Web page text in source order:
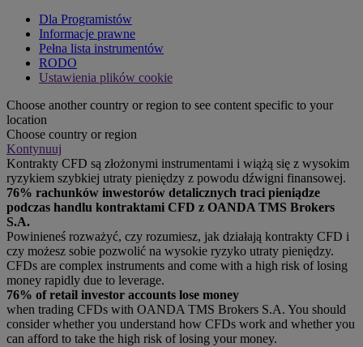
Dla Programistów
Informacje prawne
Pełna lista instrumentów
RODO
Ustawienia plików cookie
Choose another country or region to see content specific to your
location
Choose country or region
Kontynuuj
Kontrakty CFD są złożonymi instrumentami i wiążą się z wysokim
ryzykiem szybkiej utraty pieniędzy z powodu dźwigni finansowej.
76% rachunków inwestorów detalicznych traci pieniądze
podczas handlu kontraktami CFD z OANDA TMS Brokers
S.A.
Powinieneś rozważyć, czy rozumiesz, jak działają kontrakty CFD i
czy możesz sobie pozwolić na wysokie ryzyko utraty pieniędzy.
CFDs are complex instruments and come with a high risk of losing
money rapidly due to leverage.
76% of retail investor accounts lose money
when trading CFDs with OANDA TMS Brokers S.A. You should
consider whether you understand how CFDs work and whether you
can afford to take the high risk of losing your money.